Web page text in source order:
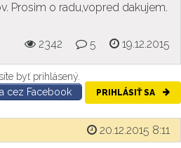
Prosim o radu,vopred dakujem.
2342 5 19.12.2015
byť prihlásený.
cez Facebook
PRIHLÁSIŤ SA
20.12.2015 8:11